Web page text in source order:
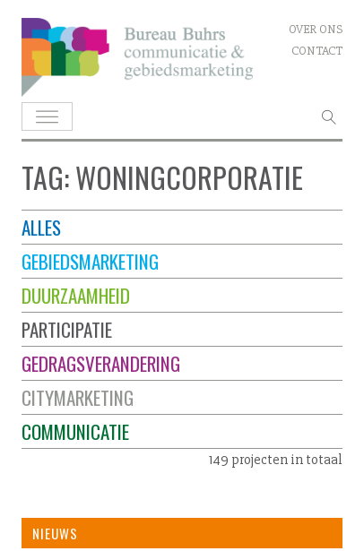
Skip
to
content
OVER ONS
CONTACT
TAG: WONINGCORPORATIE
ALLES
GEBIEDSMARKETING
DUURZAAMHEID
PARTICIPATIE
GEDRAGSVERANDERING
CITYMARKETING
COMMUNICATIE
149 projecten in totaal
NIEUWS